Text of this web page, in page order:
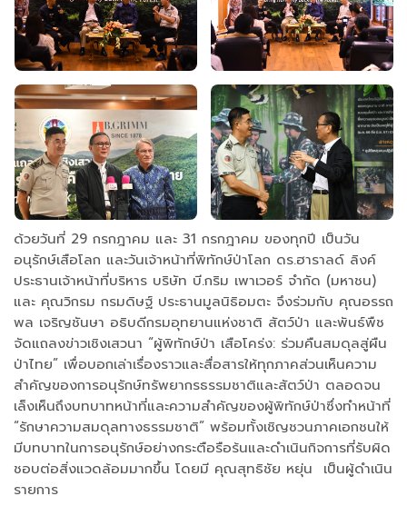
ด้วยวันที่ 29 กรกฎาคม และ 31 กรกฎาคม ของทุกปี เป็นวัน
อนุรักษ์เสือโลก และวันเจ้าหน้าที่พิทักษ์ป่าโลก ดร.ฮาราลด์ ลิงค์
ประธานเจ้าหน้าที่บริหาร บริษัท บี.กริม เพาเวอร์ จำกัด (มหาชน)
และ คุณวิกรม กรมดิษฐ์ ประธานมูลนิธิอมตะ จึงร่วมกับ คุณอรรถ
พล เจริญชันษา อธิบดีกรมอุทยานแห่งชาติ สัตว์ป่า และพันธ์พืช
จัดแถลงข่าวเชิงเสวนา “ผู้พิทักษ์ป่า เสือโคร่ง: ร่วมคืนสมดุลสู่ผืน
ป่าไทย” เพื่อบอกเล่าเรื่องราวและสื่อสารให้ทุกภาคส่วนเห็นความ
สำคัญของการอนุรักษ์ทรัพยากรธรรมชาติและสัตว์ป่า ตลอดจน
เล็งเห็นถึงบทบาทหน้าที่และความสำคัญของผู้พิทักษ์ป่าซึ่งทำหน้าที่
“รักษาความสมดุลทางธรรมชาติ” พร้อมทั้งเชิญชวนภาคเอกชนให้
มีบทบาทในการอนุรักษ์อย่างกระตือรือร้นและดำเนินกิจการที่รับผิด
ชอบต่อสิ่งแวดล้อมมากขึ้น โดยมี คุณสุทธิชัย หยุ่น เป็นผู้ดำเนิน
รายการ